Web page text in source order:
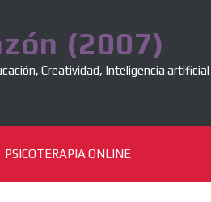
(2007)
Creatividad, Inteligencia artificial
PSICOTERAPIA ONLINE